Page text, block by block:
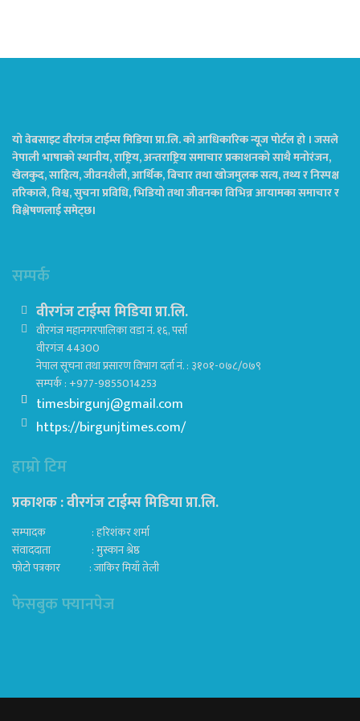
यो वेबसाइट वीरगंज टाईम्स मिडिया प्रा.लि. को आधिकारिक न्यूज पोर्टल हो । जसले
नेपाली भाषाको स्थानीय, राष्ट्रिय, अन्तराष्ट्रिय समाचार प्रकाशनको साथै मनोरंजन,
खेलकुद, साहित्य, जीवनशैली, आर्थिक, बिचार तथा खोजमुलक सत्य, तथ्य र निस्पक्ष
तरिकाले, विश्व, सुचना प्रविधि, भिडियो तथा जीवनका विभिन्न आयामका समाचार र
विश्लेषणलाई समेट्छ।
सम्पर्क
वीरगंज टाईम्स मिडिया प्रा.लि.
वीरगंज महानगरपालिका वडा नं. १६, पर्सा
वीरगंज 44300
नेपाल सूचना तथा प्रसारण विभाग दर्ता नं. : ३१०१-०७८/०७९
सम्पर्क : +977-9855014253
timesbirgunj@gmail.com
https://birgunjtimes.com/
हाम्रो टिम
प्रकाशक : वीरगंज टाईम्स मिडिया प्रा‍.लि.
सम्पादक : हरिशंकर शर्मा
संवाददाता : मुस्कान श्रेष्ठ
फोटो पत्रकार : जाकिर मियाँ तेली
फेसबुक फ्यानपेज